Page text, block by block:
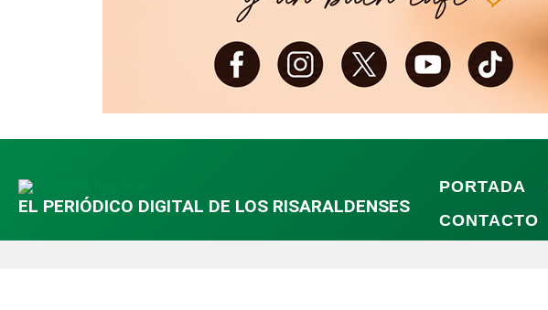
EL PERIÓDICO DIGITAL DE LOS RISARALDENSES
PORTADA
CONTACTO